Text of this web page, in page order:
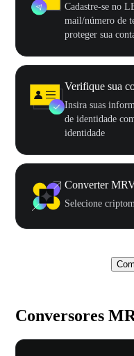
Cadastre-se no
mail/número de
proteger sua
Verifique sua
Insira suas
de identidade
identidade
Converter
Selecione
Conversores